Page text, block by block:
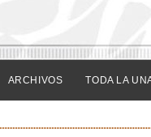
ARCHIVOS TODA LA